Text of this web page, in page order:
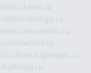
vektor-doroga.ru
lovinskix.ru
liura.ruglasspb.ru
bulkitula.ru